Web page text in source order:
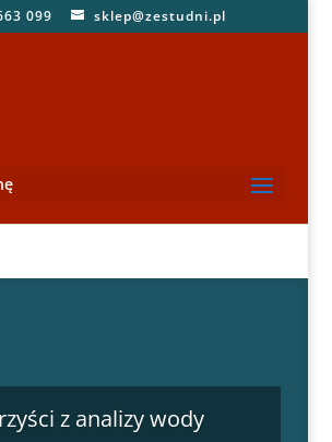
099 sklep@zestudni.pl
z analizy wody